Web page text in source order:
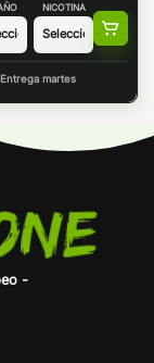
NICOTINA
Entrega martes
-